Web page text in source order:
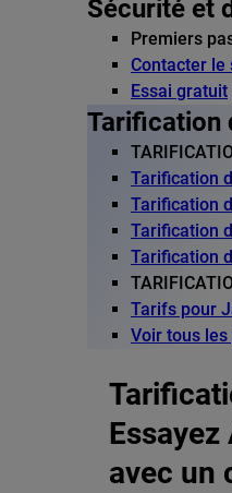
Sécurité et
Premiers
Contacter le
Essai gratuit
Tarification
Tarification
Tarification
Tarification
Tarification
Tarifs pour
Voir tous les
Essayez
avec un